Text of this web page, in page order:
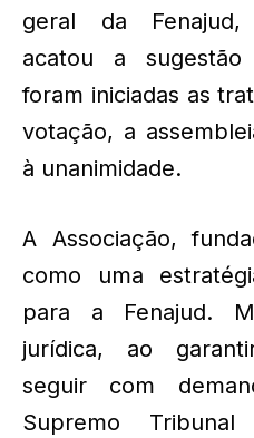
geral da Fenajud,
acatou a
foram iniciadas as
votação, a
à unanimidade.
A Associação,
como uma
para a Fenajud.
jurídica, ao
seguir com
Supremo